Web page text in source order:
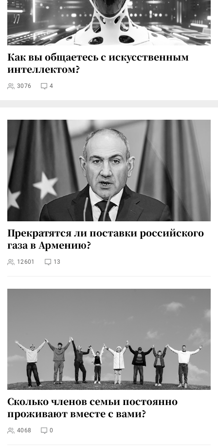
Как вы общаетесь с искусственным
интеллектом?
3076 4
Прекратятся ли поставки российского
газа в Армению?
12601 13
Сколько членов семьи постоянно
проживают вместе с вами?
4068 0